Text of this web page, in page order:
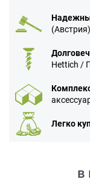
Hettich /
Легко
в